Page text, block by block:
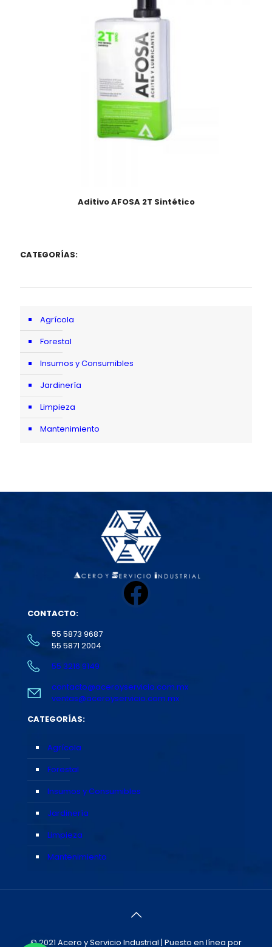
Aditivo AFOSA 2T Sintético
CATEGORÍAS:
Agrícola
Forestal
Insumos y Consumibles
Jardinería
Limpieza
Mantenimiento
Facebook
CONTACTO:
55 5873 9687
55 5871 2004
55 3216 9149
contacto@aceroyservicio.com.mx
ventas@aceroyservicio.com.mx
CATEGORÍAS:
Agrícola
Forestal
Insumos y Consumibles
Jardinería
Limpieza
Mantenimiento
© 2021 Acero y Servicio Industrial | Puesto en línea por